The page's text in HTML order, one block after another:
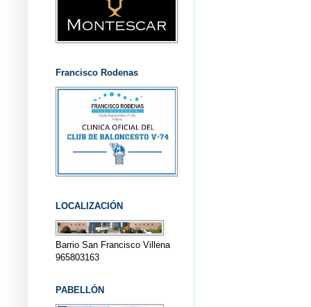
Francisco Rodenas
LOCALIZACIÓN
Barrio San Francisco Villena
965803163
PABELLÓN